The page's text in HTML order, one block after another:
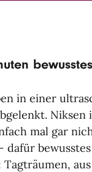
in einer
mal gar
dafür
Tagträumen,